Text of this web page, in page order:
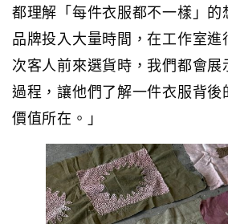
都理解「每件衣服都不一樣」的
品牌投入大量時間，在工作室
次客人前來選貨時，我們都會
過程，讓他們了解一件衣服背
價值所在。」